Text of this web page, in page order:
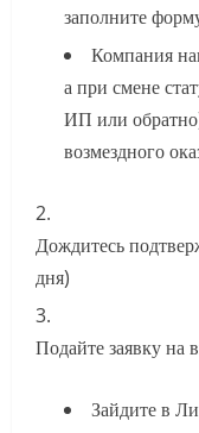
заполните
Компания
а при смене
ИП или
возмездного
Дождитесь
дня)
Подайте заявку на
Зайдите в